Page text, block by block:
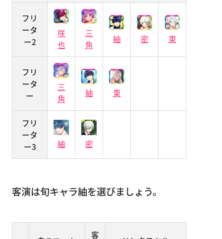
フリ
ータ
ー2
咲
也
三
角
紬 密 東
フリ
ータ
ー
三
角
紬 東
フリ
ータ
ー3
紬 密
客演は旬キャラ紬を選びましょう。
客